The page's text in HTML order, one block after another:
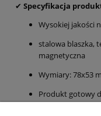
✔ Specyfikacja
Wysokiej jakości
stalowa blaszka,
magnetyczna
Wymiary: 78x53
Produkt gotowy